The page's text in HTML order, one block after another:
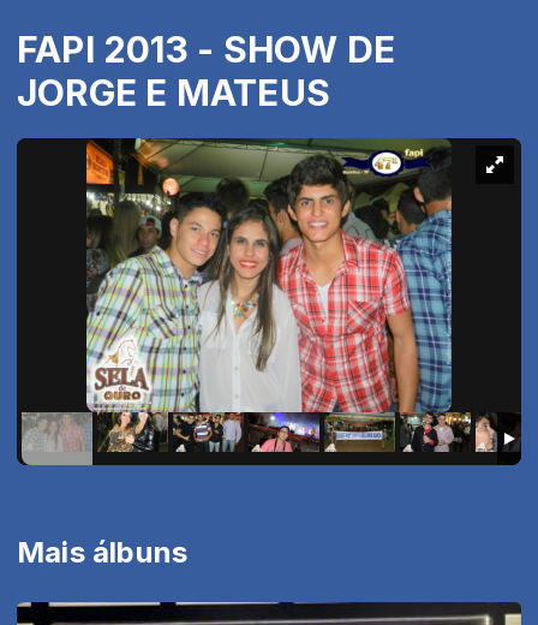
FAPI 2013 - SHOW DE
JORGE E MATEUS
Mais álbuns